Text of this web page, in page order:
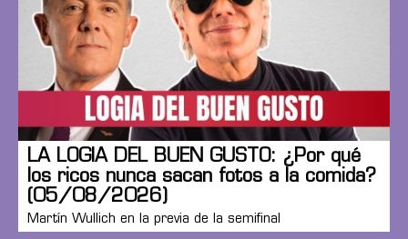
LA LOGIA DEL BUEN GUSTO: ¿Por qué
los ricos nunca sacan fotos a la comida?
(05/08/2026)
Martín Wullich en la previa de la semifinal